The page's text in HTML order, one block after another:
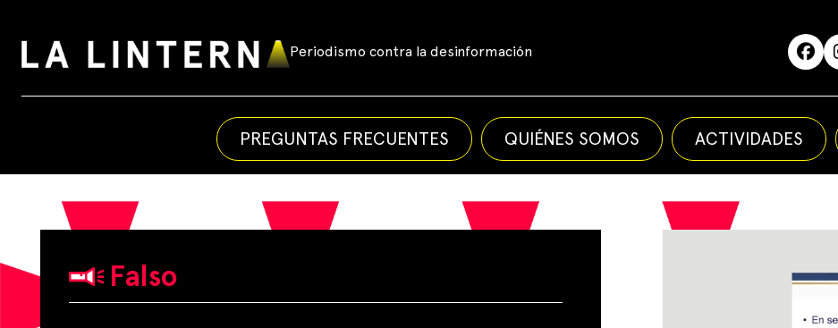
content
Periodismo contra la desinformación
La
PREGUNTAS FRECUENTES QUIÉNES SOMOS ACTIVIDADES
Falso